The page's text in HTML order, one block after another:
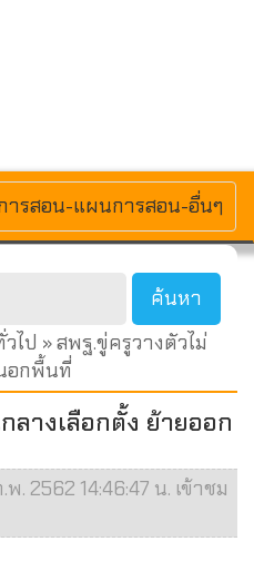
ารสอน-แผนการสอน-อื่นๆ
ไป » สพฐ.ขู่ครูวางตัวไม่
อกพื้นที่
ลางเลือกตั้ง ย้ายออก
. 2562 14:46:47 น. เข้าชม